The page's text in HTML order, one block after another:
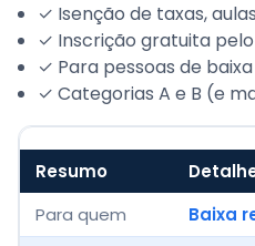
✓ Isenção de taxas,
✓ Inscrição gratuita
✓ Para pessoas de
✓ Categorias A e B (e
Resumo
Para quem
Baixa